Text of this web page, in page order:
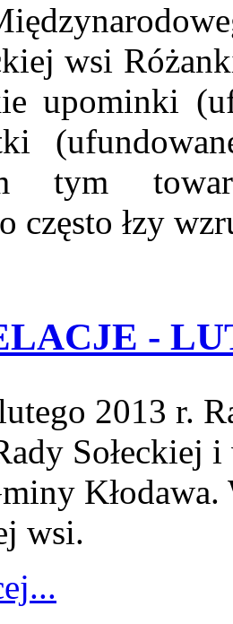
wsi
upominki
tym
często łzy
-
2013 r.
Sołeckiej i
wsi.